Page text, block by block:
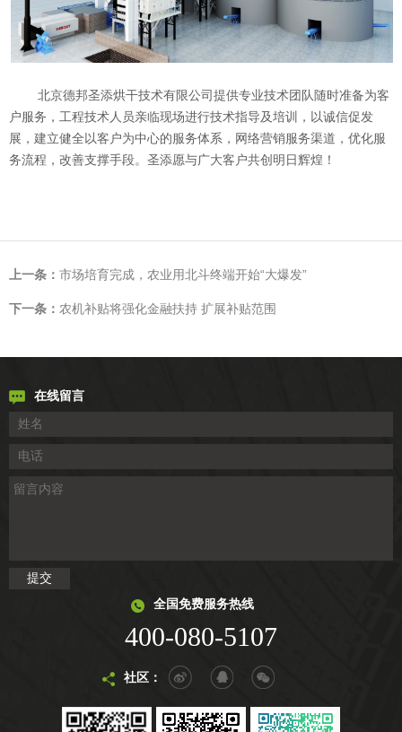
北京德邦圣添烘干技术有限公司提供专业技术团队随时准备为客
户服务，工程技术人员亲临现场进行技术指导及培训，以诚信促发
展，建立健全以客户为中心的服务体系，网络营销服务渠道，优化服
务流程，改善支撑手段。圣添愿与广大客户共创明日辉煌！
上一条： 市场培育完成，农业用北斗终端开始“大爆发”
下一条： 农机补贴将强化金融扶持 扩展补贴范围
在线留言
全国免费服务热线
400-080-5107
社区：